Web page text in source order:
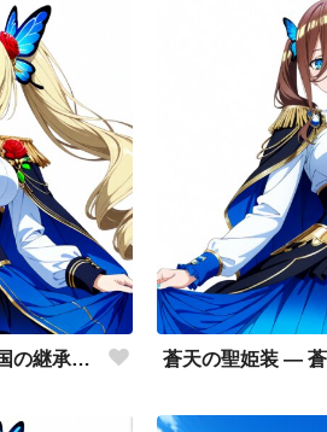
蒼薔薇の皇姫 ― 青き王国の継承者 ― 蒼天の聖姫装 ―